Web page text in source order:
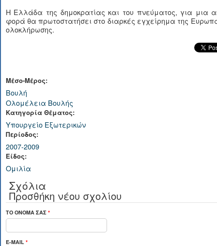
Η Ελλάδα της δημοκρατίας και του πνεύματος, για μια
φορά θα πρωτοστατήσει στο διαρκές εγχείρημα της
ολοκλήρωσης.
Μέσο-Μέρος:
Βουλή
Ολομέλεια Βουλής
Κατηγορία Θέματος:
Υπουργείο Εξωτερικών
Περίοδος:
2007-2009
Είδος:
Ομιλία
Σχόλια
Προσθήκη νέου σχολίου
ΤΟ ΌΝΟΜΆ ΣΑΣ *
E-MAIL *